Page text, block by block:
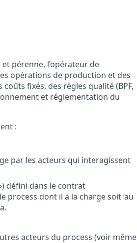
pérenne, l’opérateur de
opérations de production et des
fixés, des règles qualité (BPF,
et réglementation du
:
par les acteurs qui interagissent
défini dans le contrat
process dont il a la charge soit ‘au
acteurs du process (voir même